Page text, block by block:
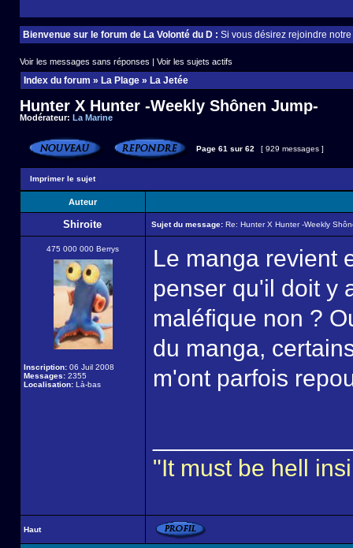
Bienvenue sur le forum de La Volonté du D : Si vous désirez rejoindre
Voir les messages sans réponses | Voir les sujets actifs
Index du forum » La Plage » La Jetée
Hunter X Hunter -Weekly Shônen Jump-
Modérateur: La Marine
Page 61 sur 62 [ 929 messages ]
Imprimer le sujet
Auteur
Shiroite Sujet du message: Re: Hunter X Hunter -Weekly
475 000 000 Berrys
Inscription: 06 Juil 2008
Messages: 2355
Localisation: Là-bas
Le manga revient
penser qu'il doit y
maléfique non ?
du manga,
m'ont parfois
"It must be hell
Haut